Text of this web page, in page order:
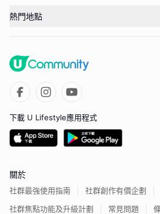
熱門地點
下載 U Lifestyle應用程式
關於
社群最強使用指南
社群創作有價企劃
社群焦點功能及升級計劃
常見問題